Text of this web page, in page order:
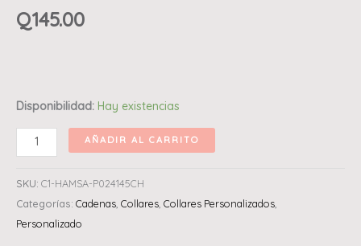
Q145.00
Disponibilidad: Hay existencias
AÑADIR AL CARRITO
SKU: C1-HAMSA-P024145CH
Categorías: Cadenas Collares Collares Personalizados
Personalizado